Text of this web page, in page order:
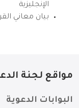
الإنجليزية
بيان معاني
مواقع لجنة
البوابات الدعوية